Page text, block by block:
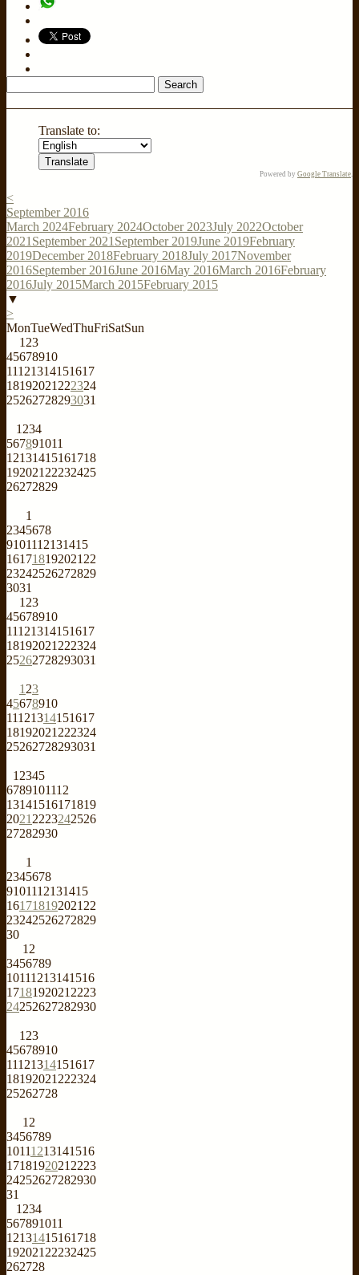
for:
Translate to:
Powered by Google Translate.
<
September 2016
March 2024February 2024October 2023July 2022October
2021 September 2021 September 2019June 2019February
2019December 2018February 2018July 2017November
2016September 2016June 2016May 2016March 2016February
2016July 2015March 2015February 2015
▼
>
MonTueWedThuFriSatSun
1 23
45678910
11121314151617
18192021 222324
25262728293031
1 234
567891011
12131415161718
192021 22232425
26272829
1
2345678
9101112131415
161718192021 22
23242526272829
3031
1 23
45678910
11121314151617
18192021 222324
25262728293031
1 23
45678910
11121314151617
18192021 222324
25262728293031
1 2345
6789101112
13141516171819
2021 2223242526
27282930
1
2345678
9101112131415
161718192021 22
23242526272829
30
1 2
3456789
10111213141516
1718192021 2223
24252627282930
1 23
45678910
11121314151617
18192021 222324
25262728
1 2
3456789
10111213141516
1718192021 2223
24252627282930
31
1 234
567891011
12131415161718
192021 22232425
262728